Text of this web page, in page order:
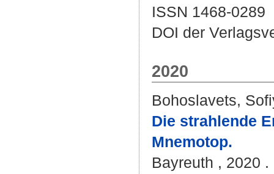
ISSN 1468-0289
DOI der
2020
Bohoslavets,
Die strahlende
Mnemotop.
Bayreuth , 2020 .